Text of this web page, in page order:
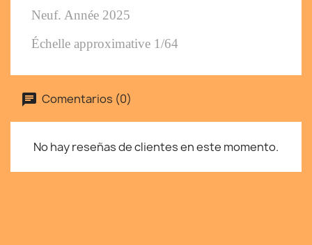
Neuf. Année 2025
Échelle approximative 1/64
Comentarios (0)
No hay reseñas de clientes en este momento.